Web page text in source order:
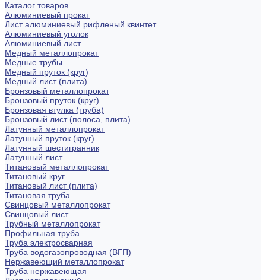
Каталог товаров
Алюминиевый прокат
Лист алюминиевый рифленый квинтет
Алюминиевый уголок
Алюминиевый лист
Медный металлопрокат
Медные трубы
Медный пруток (круг)
Медный лист (плита)
Бронзовый металлопрокат
Бронзовый пруток (круг)
Бронзовая втулка (труба)
Бронзовый лист (полоса, плита)
Латунный металлопрокат
Латунный пруток (круг)
Латунный шестигранник
Латунный лист
Титановый металлопрокат
Титановый круг
Титановый лист (плита)
Титановая труба
Свинцовый металлопрокат
Свинцовый лист
Трубный металлопрокат
Профильная труба
Труба электросварная
Труба водогазопроводная (ВГП)
Нержавеющий металлопрокат
Труба нержавеющая